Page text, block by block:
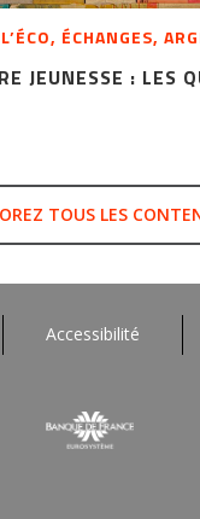
ÉCHANGES,
JEUNESSE : LES
TOUS LES
Accessibilité